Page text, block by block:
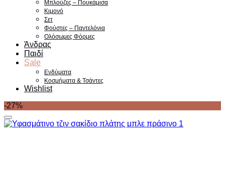
Μπλούζες – Πουκάμισα
Κιμονό
Σετ
Φούστες – Παντελόνια
Ολόσωμες Φόρμες
Άνδρας
Παιδί
Sale
Ενδύματα
Κοσμήματα & Τσάντες
Wishlist
-27%